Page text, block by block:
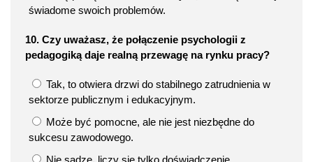
świadome swoich problemów.
10. Czy uważasz, że połączenie psychologii z
pedagogiką daje realną przewagę na rynku pracy?
Tak, to otwiera drzwi do stabilnego zatrudnienia w
sektorze publicznym i edukacyjnym.
Może być pomocne, ale nie jest niezbędne do
sukcesu zawodowego.